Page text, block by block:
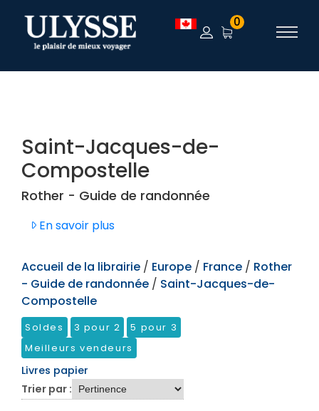
TEST 0
Saint-Jacques-de-
Compostelle
Rother - Guide de randonnée
En savoir plus
Accueil de la librairie / Europe / France / Rother
- Guide de randonnée / Saint-Jacques-de-
Compostelle
Soldes 3 pour 2
5 pour 3
Meilleurs vendeurs
Livres papier
Trier par :